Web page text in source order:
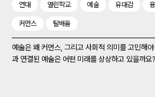
연대 열린학교 예술 유대감
커먼스 탈배움
예술은 왜 커먼스, 그리고 사회적 의미를 고민해
과 연결된 예술은 어떤 미래를 상상하고 있을까